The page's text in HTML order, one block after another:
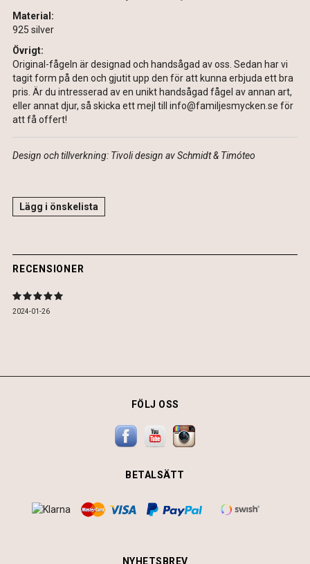
Material:
925 silver
Övrigt:
Original-fågeln är designad och handsågad av oss. Sedan har vi
tagit form på den och gjutit upp den för att kunna erbjuda ett bra
pris. Är du intresserad av en unikt handsågad fågel av annan art,
eller annat djur, så skicka ett mejl till info@familjesmycken.se för
att få offert!
Design och tillverkning: Tivoli design av Schmidt & Timóteo
Lägg i önskelista
RECENSIONER
2024-01-26
BETALSÄTT
FÖLJ OSS
NYHETSBREV